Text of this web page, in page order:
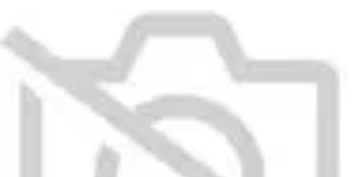
Fournitures Scolaires
Organisation
Écologiques
ÉducationBureau
Top Fournitures